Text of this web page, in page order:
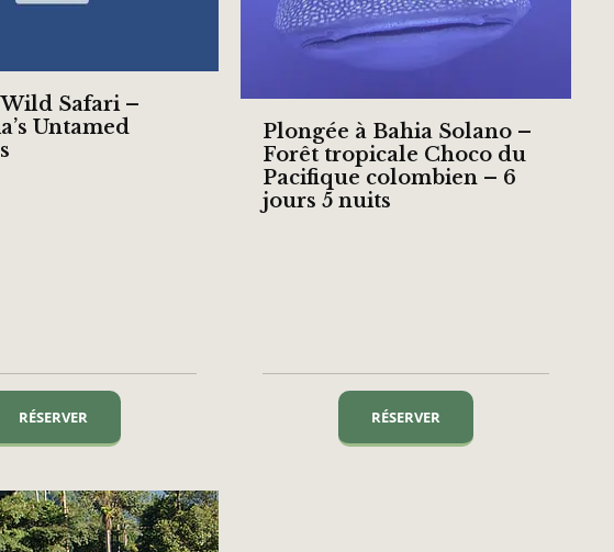
Safari –
Untamed
RÉSERVER
Plongée à Bahia Solano –
Forêt tropicale Choco du
Pacifique colombien – 6
jours 5 nuits
RÉSERVER